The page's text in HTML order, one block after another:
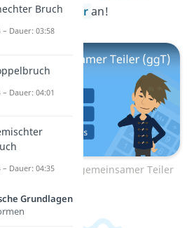
Teileran!
Video: Größter gemeinsamer Teiler
Bruch
– Dauer: 03:58
– Dauer: 04:01
– Dauer: 04:35
Grundlagen